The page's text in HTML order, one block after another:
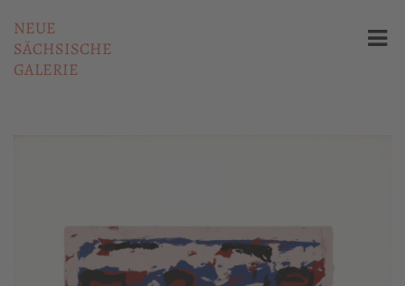
NEUE
SÄCHSISCHE
GALERIE